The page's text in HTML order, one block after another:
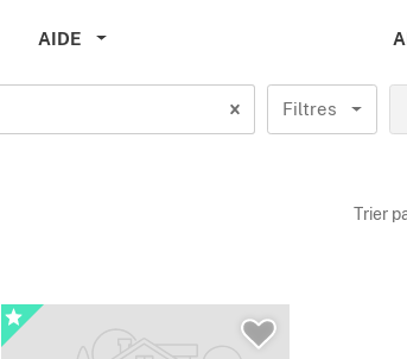
AIDE
Filtres
Trier